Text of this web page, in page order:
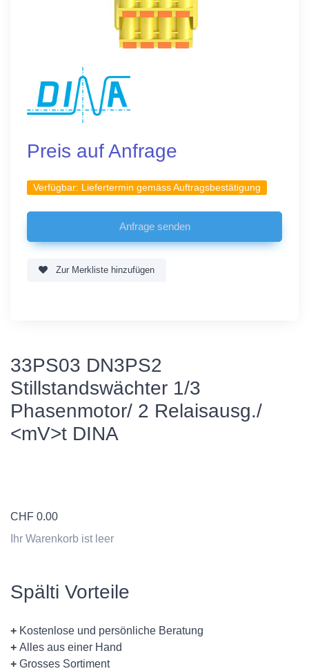
Preis auf Anfrage
Verfügbar: Liefertermin gemäss Auftragsbestätigung
Zur Merkliste hinzufügen
33PS03 DN3PS2
Stillstandswächter 1/3
Phasenmotor/ 2 Relaisausg./
<mV>t DINA
CHF 0.00
Ihr Warenkorb ist leer
Spälti Vorteile
+ Kostenlose und persönliche Beratung
+ Alles aus einer Hand
+ Grosses Sortiment